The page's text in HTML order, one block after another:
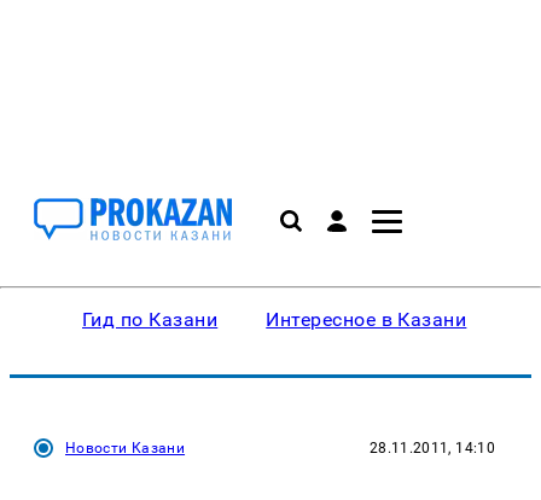
Гид по Казани Интересное в Казани
Новости Казани 28.11.2011, 14:10